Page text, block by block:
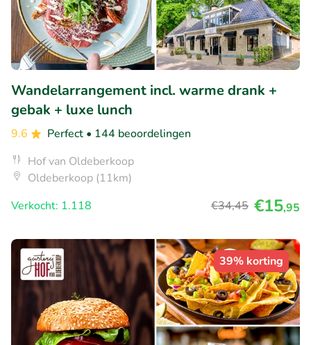
Wandelarrangement incl. warme drank +
gebak + luxe lunch
9.6 Perfect • 144 beoordelingen
Hof van Oldeberkoop
Oldeberkoop (11km)
Verkocht: 1.118
€34,45 €15,95
39% korting